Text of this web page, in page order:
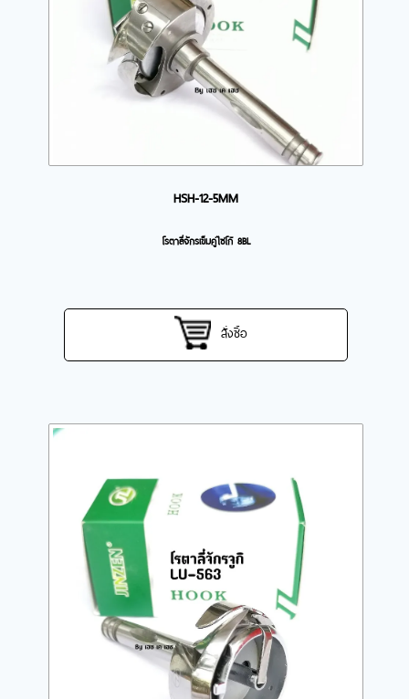
HSH-12-5MM
โรตาลี่จักรเข็มคู่ไซโก้ 8BL
สั่งซื้อ